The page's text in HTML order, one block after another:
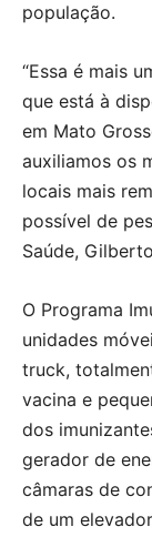
população.
“Essa é mais
que está à
em Mato
auxiliamos os
locais mais
possível de
Saúde,
O Programa
unidades
truck,
vacina e
dos
gerador de
câmaras de
de um